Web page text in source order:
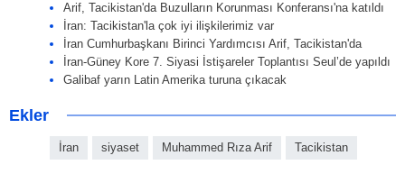
Arif, Tacikistan'da Buzulların Korunması Konferansı'na katıldı
İran: Tacikistan'la çok iyi ilişkilerimiz var
İran Cumhurbaşkanı Birinci Yardımcısı Arif, Tacikistan'da
İran-Güney Kore 7. Siyasi İstişareler Toplantısı Seul’de yapıldı
Galibaf yarın Latin Amerika turuna çıkacak
Ekler
İran siyaset Muhammed Rıza Arif Tacikistan